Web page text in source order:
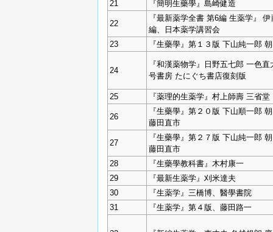
21
『簡明生藥學』島崎健造
22
『最新薬学全書 第6編 生薬学』
編、日本薬学講習会
23
『生藥學』第１３版 下山純一郎
24
『和漢薬物学』日野五七郎 一色直
号書房 たにぐち書店復刻版
25 『薬理的生薬学』村上師壽 三省堂
26
『生藥學』第２０版 下山順一郎
藤田直市
27
『生藥學』第２７版 下山純一郎
藤田直市
28
『生藥學教科書』木村康一
29
『最新生薬学』刈米達夫
30
『生薬学』三橋博、醫學書院
31
『生薬学』第４版、藤田路一